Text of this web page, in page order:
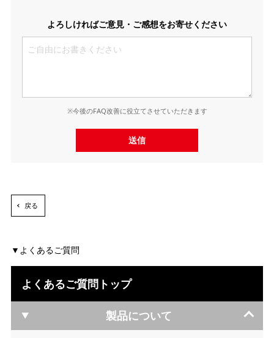
よろしければご意見・ご感想をお寄せください
※今後のFAQ改善に役立てさせていただきます
送信
戻る
よくあるご質問
よくあるご質問トップ
製品について